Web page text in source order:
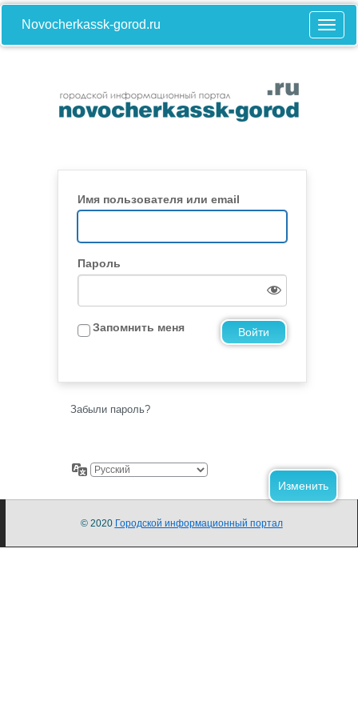
Novocherkassk-gorod.ru
Имя пользователя или email
Пароль
Запомнить меня
Забыли пароль?
© 2020 Городской информационный портал